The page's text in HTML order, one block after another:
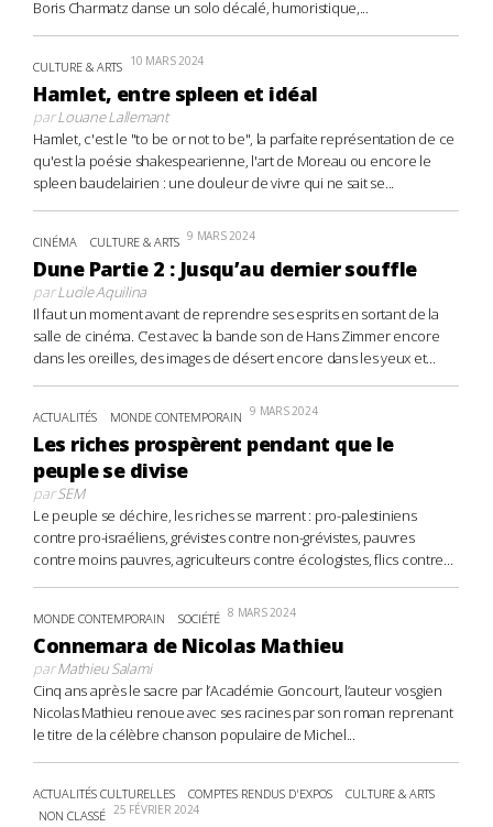
Boris Charmatz danse un solo décalé, humoristique,...
CULTURE & ARTS 10 MARS 2024
Hamlet, entre spleen et idéal
parLouane Lallemant
Hamlet, c'est le "to be or not to be", la parfaite représentation de ce
qu'est la poésie shakespearienne, l'art de Moreau ou encore le
spleen baudelairien : une douleur de vivre qui ne sait se...
CINÉMA CULTURE & ARTS 9 MARS 2024
Dune Partie 2 : Jusqu’au dernier souffle
parLucile Aquilina
Il faut un moment avant de reprendre ses esprits en sortant de la
salle de cinéma. C’est avec la bande son de Hans Zimmer encore
dans les oreilles, des images de désert encore dans les yeux et...
ACTUALITÉS MONDE CONTEMPORAIN 9 MARS 2024
Les riches prospèrent pendant que le
peuple se divise
parSEM
Le peuple se déchire, les riches se marrent : pro-palestiniens
contre pro-israéliens, grévistes contre non-grévistes, pauvres
contre moins pauvres, agriculteurs contre écologistes, flics contre...
MONDE CONTEMPORAIN SOCIÉTÉ 8 MARS 2024
Connemara de Nicolas Mathieu
parMathieu Salami
Cinq ans après le sacre par l’Académie Goncourt, l’auteur vosgien
Nicolas Mathieu renoue avec ses racines par son roman reprenant
le titre de la célèbre chanson populaire de Michel...
ACTUALITÉS CULTURELLES COMPTES RENDUS D'EXPOS
CULTURE & ARTS
NON CLASSÉ 25 FÉVRIER 2024